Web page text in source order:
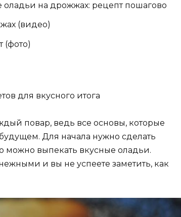
на дрожжах: рецепт пошагово
(видео)
(фото)
для вкусного итога
повар, ведь все основы, которые
Для начала нужно сделать
можно выпекать вкусные оладьи.
и вы не успеете заметить, как